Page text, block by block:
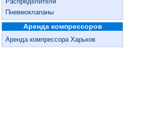
Пневмоклапаны
Аренда компрессоров
Аренда компрессора Харьков